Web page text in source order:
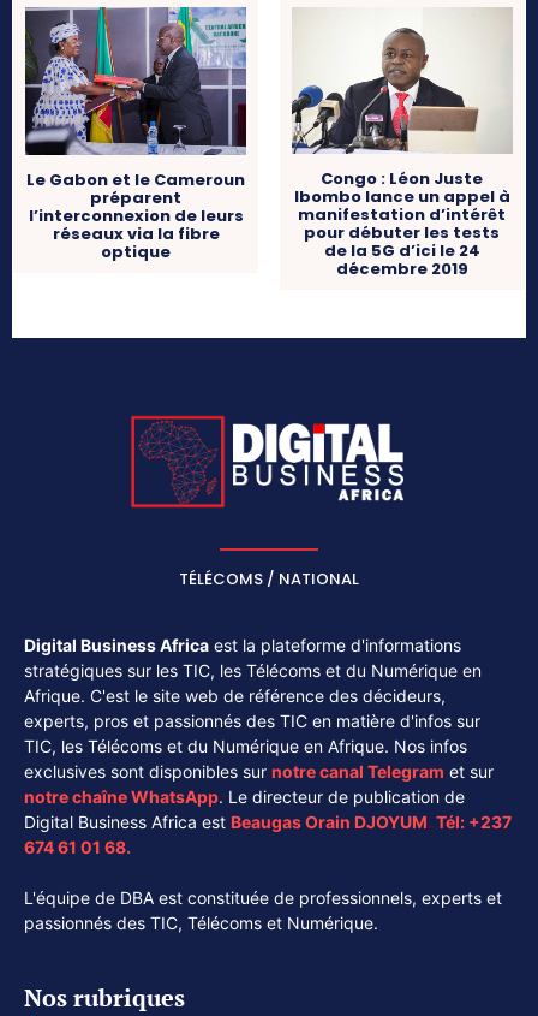
Le Gabon et le Cameroun
préparent
l’interconnexion de leurs
réseaux via la fibre
optique
Congo : Léon Juste
Ibombo lance un appel à
manifestation d’intérêt
pour débuter les tests
de la 5G d’ici le 24
décembre 2019
TÉLÉCOMS / NATIONAL
Digital Business Africa est la plateforme d'informations
stratégiques sur les TIC, les Télécoms et du Numérique en
Afrique. C'est le site web de référence des décideurs,
experts, pros et passionnés des TIC en matière d'infos sur
TIC, les Télécoms et du Numérique en Afrique. Nos infos
exclusives sont disponibles sur notre canal Telegram et sur
notre chaîneWhatsApp. Le directeur de publication de
Digital Business Africa est Beaugas Orain DJOYUM. Tél: +237
674 61 01 68.
L'équipe de DBA est constituée de professionnels, experts et
passionnés des TIC, Télécoms et Numérique.
Nos rubriques